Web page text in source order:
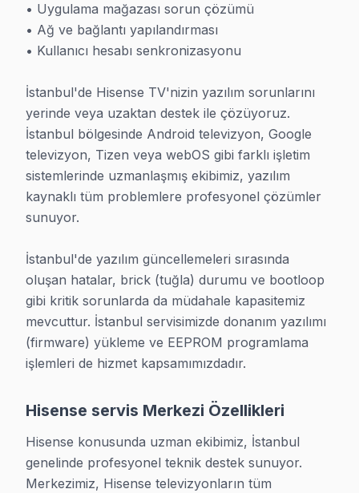
• Uygulama mağazası sorun çözümü
• Ağ ve bağlantı yapılandırması
• Kullanıcı hesabı senkronizasyonu
İstanbul'de Hisense TV'nizin yazılım sorunlarını
yerinde veya uzaktan destek ile çözüyoruz.
İstanbul bölgesinde Android televizyon, Google
televizyon, Tizen veya webOS gibi farklı işletim
sistemlerinde uzmanlaşmış ekibimiz, yazılım
kaynaklı tüm problemlere profesyonel çözümler
sunuyor.
İstanbul'de yazılım güncellemeleri sırasında
oluşan hatalar, brick (tuğla) durumu ve bootloop
gibi kritik sorunlarda da müdahale kapasitemiz
mevcuttur. İstanbul servisimizde donanım yazılımı
(firmware) yükleme ve EEPROM programlama
işlemleri de hizmet kapsamımızdadır.
Hisense servis Merkezi Özellikleri
Hisense konusunda uzman ekibimiz, İstanbul
genelinde profesyonel teknik destek sunuyor.
Merkezimiz, Hisense televizyonların tüm